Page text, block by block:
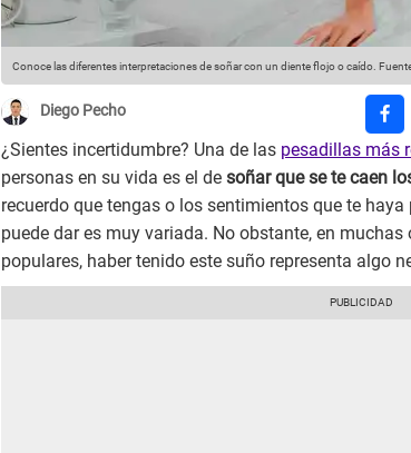
Conoce las diferentes interpretaciones de soñar con un diente flojo o caído.
Diego Pecho
¿Sientes incertidumbre? Una de las pesadillas más
personas en su vida es el de soñar que se te caen
recuerdo que tengas o los sentimientos que te
puede dar es muy variada. No obstante, en
populares, haber tenido este suño representa algo